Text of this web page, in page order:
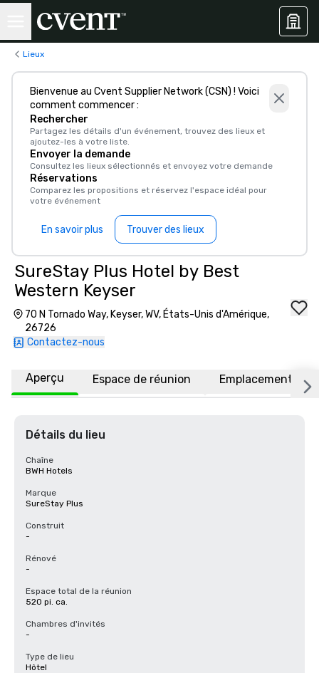
Lieux
Bienvenue au Cvent Supplier Network (CSN) ! Voici
comment commencer :
Rechercher
Partagez les détails d'un événement, trouvez des lieux et
ajoutez-les à votre liste.
Envoyer la demande
Consultez les lieux sélectionnés et envoyez votre demande
Réservations
Comparez les propositions et réservez l'espace idéal pour
votre événement
En savoir plus Trouver des lieux
SureStay Plus Hotel by Best
Western Keyser
70 N Tornado Way, Keyser, WV, États-Unis d'Amérique,
26726
Contactez-nous
Aperçu Espace de réunion Emplacement
Détails du lieu
Chaîne
BWH Hotels
Marque
SureStay Plus
Construit
-
Rénové
-
Espace total de la réunion
520 pi. ca.
Chambres d'invités
-
Type de lieu
Hôtel